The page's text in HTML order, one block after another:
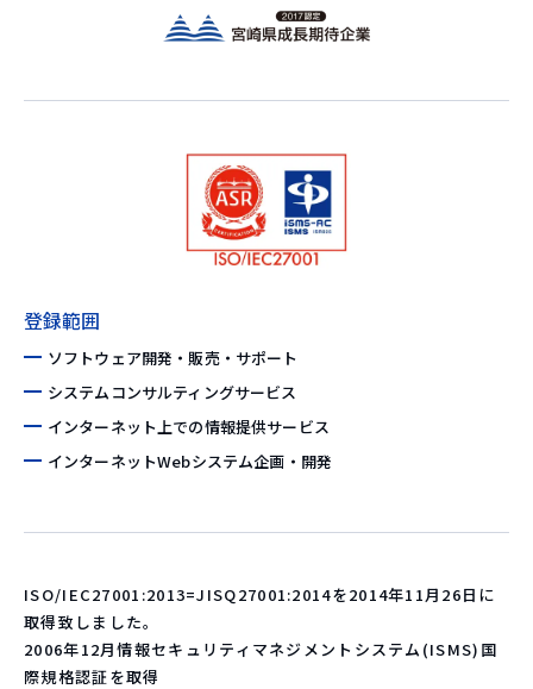
登録範囲
ソフトウェア開発・販売・サポート
システムコンサルティングサービス
インターネット上での情報提供サービス
インターネットWebシステム企画・開発
ISO/IEC27001:2013=JISQ27001:2014を2014年11月26日に
取得致しました。
2006年12月情報セキュリティマネジメントシステム(ISMS)国
際規格認証を取得